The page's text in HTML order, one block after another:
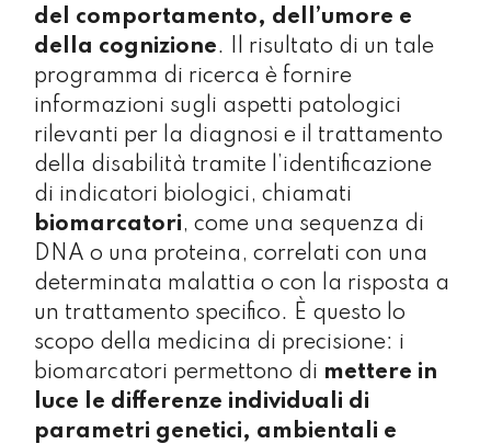
del comportamento, dell’umore e
della cognizione. Il risultato di un tale
programma di ricerca è fornire
informazioni sugli aspetti patologici
rilevanti per la diagnosi e il trattamento
della disabilità tramite l’identificazione
di indicatori biologici, chiamati
biomarcatori, come una sequenza di
DNA o una proteina, correlati con una
determinata malattia o con la risposta a
un trattamento specifico. È questo lo
scopo della medicina di precisione: i
biomarcatori permettono di mettere in
luce le differenze individuali di
parametri genetici, ambientali e